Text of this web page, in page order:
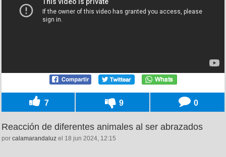
7 9 0
Reacción de diferentes animales al ser abrazados
por calamarandaluz el 18 jun 2024, 12:15